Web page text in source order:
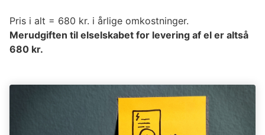
Pris i alt = 680 kr. i årlige omkostninger.
Merudgiften til elselskabet for levering af el er altså
680 kr.